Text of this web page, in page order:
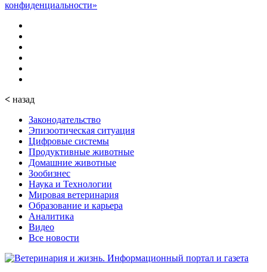
конфиденциальности»
< назад
Законодательство
Эпизоотическая ситуация
Цифровые системы
Продуктивные животные
Домашние животные
Зообизнес
Наука и Технологии
Мировая ветеринария
Образование и карьера
Аналитика
Видео
Все новости